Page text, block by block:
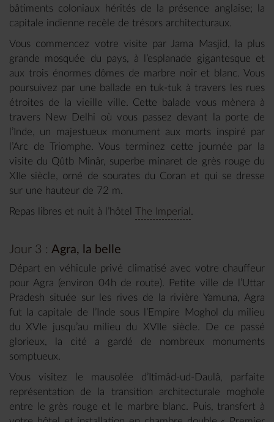
bâtiments coloniaux hérités de la présence anglaise; la
capitale indienne recèle de trésors architecturaux.
Vous commencez votre visite par Jama Masjid, la plus
grande mosquée du pays, à l’esplanade gigantesque et
aux trois énormes dômes de marbre noir et blanc. Vous
poursuivez par une ballade en tuk-tuk à travers les rues
étroites de la vieille ville. Cette balade vous mènera à
travers New Delhi où vous passez devant la porte de
l’Inde, un majestueux monument aux morts inspiré par
l’Arc de Triomphe. Vous terminez cette journée par la
visite du Qûtb Minâr, superbe minaret de grès rouge du
XIIe siècle, orné de sourates du Coran et qui se dresse
sur une hauteur de 72 m.
Repas libres et nuit à l’hôtel The Imperial
Jour 3 : Agra, la belle
Départ en véhicule privé climatisé avec votre chauffeur
pour Agra (environ 04h de route). Petite ville de l’Uttar
Pradesh située sur les rives de la rivière Yamuna, Agra
fut la capitale de l’Inde sous l’Empire Moghol du milieu
du XVIe jusqu’au milieu du XVIIe siècle. De ce passé
glorieux, la cité a gardé de nombreux monuments
somptueux.
Vous visitez le mausolée d’Itimâd-ud-Daulâ, parfaite
représentation de la transition architecturale moghole
entre le grès rouge et le marbre blanc. Puis, transfert à